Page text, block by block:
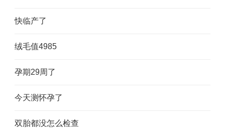
快临产了
绒毛值4985
孕期29周了
今天测怀孕了
双胎都没怎么检查